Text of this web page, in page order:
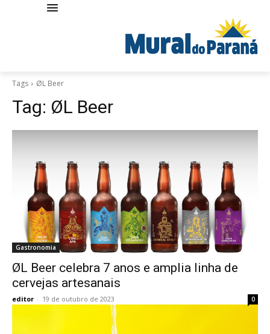
Tags ØL Beer
Tag: ØL Beer
Gastronomia
ØL Beer celebra 7 anos e amplia linha de
cervejas artesanais
editor - 19 de outubro de 2023 0